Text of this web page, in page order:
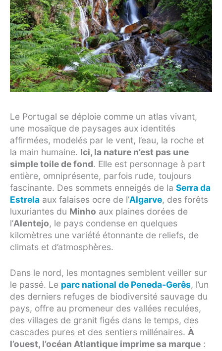
Le Portugal se déploie comme un atlas vivant,
une mosaïque de paysages aux identités
affirmées, modelés par le vent, l’eau, la roche et
la main humaine. Ici, la nature n’est pas une
simple toile de fond. Elle est personnage à part
entière, omniprésente, parfois rude, toujours
fascinante. Des sommets enneigés de la Serra da
Estrela aux falaises ocre de l’Algarve, des forêts
luxuriantes du Minho aux plaines dorées de
l’Alentejo, le pays condense en quelques
kilomètres une variété étonnante de reliefs, de
climats et d’atmosphères.
Dans le nord, les montagnes semblent veiller sur
le passé. Le parc national de Peneda-Gerês, l’un
des derniers refuges de biodiversité sauvage du
pays, offre au promeneur des vallées reculées,
des villages de granit figés dans le temps, des
cascades pures et des sentiers millénaires. À
l’ouest, l’océan Atlantique imprime sa marque :